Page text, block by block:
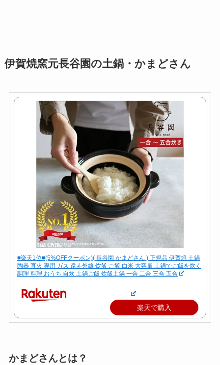
伊賀焼窯元長谷園の土鍋・かまどさん
■楽天1位■(5%OFFクーポン)( 長谷園 かまどさん ) 正規品 伊賀焼 土鍋
陶器 直火 専用 ガス 遠赤外線 炊飯 ご飯 白米 大容量 土鍋でご飯を炊く
調理 料理 おうち 自炊 土鍋ご飯 炊飯土鍋 一合 二合 三合 五合
楽天で購入
かまどさんとは？